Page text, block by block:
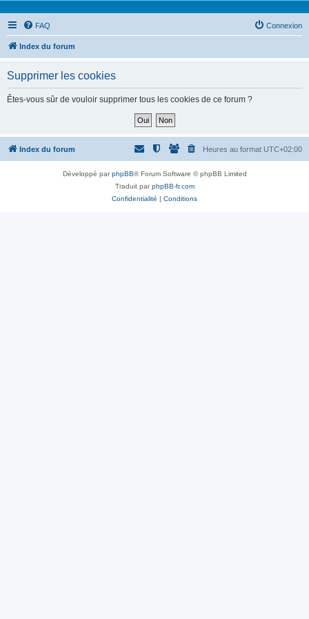
FAQ Connexion
Index du forum
Supprimer les cookies
Êtes-vous sûr de vouloir supprimer tous les cookies de ce forum ?
Index du forum Heures au format UTC+02:00
Développé parphpBB® Forum Software © phpBB Limited
Traduit parphpBB-fr.com
Confidentialité | Conditions